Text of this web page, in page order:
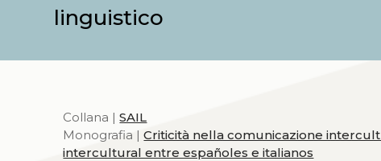
linguistico
Collana |SAIL
Monografia |Criticità nella comunicazione
intercultural entre españoles e italianos